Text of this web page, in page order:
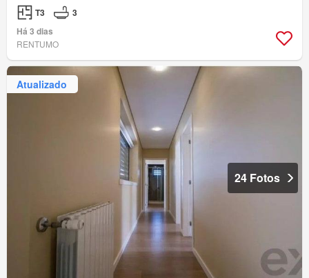
T3
3
Há 3 dias
RENTUMO
Atualizado
24 Fotos